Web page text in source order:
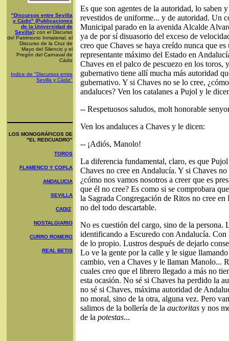
"Discursos entre Sevilla
y Cádiz" (Publicaciones
de la Universidad de
Sevilla): con el Discurso
del Patrimonio Inmaterial, el
Discurso de la Cruz de
Mayo del Silencio y el
Pregón del Carnaval de
Cádiz
Indice de "Discursos entre
Sevilla y Cádiz"
LOS MONOGRÁFICOS DE
"EL REDCUADRO"
TOROS
FLAMENCO Y COPLA
ANDALUCIA
SEVILLA
CADIZ
NOSTALGIARIO
CURRO ROMERO
REAL BETIS
Es que son agentes de la autoridad, lo saben
revestidos de uniforme... y de autoridad. Un
Municipal parado en la avenida Alcalde
ya de por sí disuasorio del exceso de
creo que Chaves se haya creído nunca que
representante máximo del Estado en
Chaves en el palco de pescuezo en los toros,
gubernativo tiene allí mucha más autoridad
gubernativo. Y si Chaves no se lo cree,
andaluces? Ven los catalanes a Pujol y le
-- Respetuosos saludos, molt honorable
Ven los andaluces a Chaves y le dicen:
-- ¡Adiós, Manolo!
La diferencia fundamental, claro, es que
Chaves no cree en Andalucía. Y si Chaves
¿cómo nos vamos nosotros a creer que es
que él no cree? Es como si se comprobara
la Sagrada Congregación de Ritos no cree
no del todo descartable.
No es cuestión del cargo, sino de la persona.
identificando a Escuredo con Andalucía. Con
de lo propio. Lustros después de dejarlo
Lo ve la gente por la calle y le sigue
cambio, ven a Chaves y le llaman Manolo...
cuales creo que el librero llegado a más no
esta ocasión. No sé si Chaves ha perdido la
no sé si Chaves, máxima autoridad de
no moral, sino de la otra, alguna vez. Pero
salimos de la bollería de la auctoritasy nos
de la potestas...